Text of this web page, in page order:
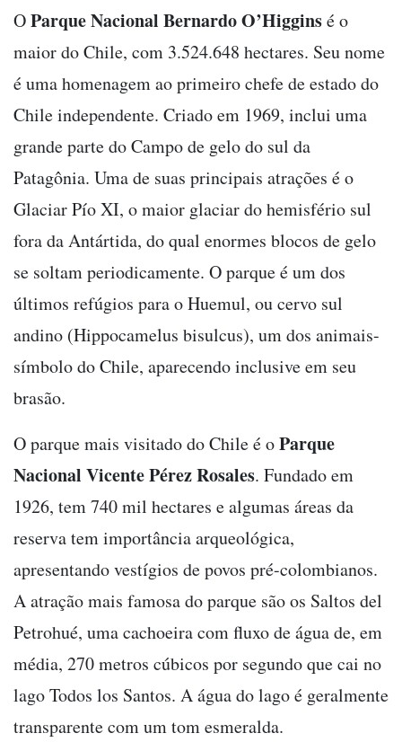
OParque Nacional Bernardo O’Higginsé o
maior do Chile, com 3.524.648 hectares. Seu nome
é uma homenagem ao primeiro chefe de estado do
Chile independente. Criado em 1969, inclui uma
grande parte do Campo de gelo do sul da
Patagônia. Uma de suas principais atrações é o
Glaciar Pío XI, o maior glaciar do hemisfério sul
fora da Antártida, do qual enormes blocos de gelo
se soltam periodicamente. O parque é um dos
últimos refúgios para o Huemul, ou cervo sul
andino (Hippocamelus bisulcus), um dos animais-
símbolo do Chile, aparecendo inclusive em seu
brasão.
O parque mais visitado do Chile é oParque
Nacional Vicente Pérez Rosales. Fundado em
1926, tem 740 mil hectares e algumas áreas da
reserva tem importância arqueológica,
apresentando vestígios de povos pré-colombianos.
A atração mais famosa do parque são os Saltos del
Petrohué, uma cachoeira com fluxo de água de, em
média, 270 metros cúbicos por segundo que cai no
lago Todos los Santos. A água do lago é geralmente
transparente com um tom esmeralda.